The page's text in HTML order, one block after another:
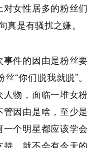
女性居多的粉丝们
真是有骚扰之嫌。
件的因由是粉丝要
“你们脱我就脱”。
物，面临一堆女粉
因由是啥，至少是
个明星都应该学会
，就不会有今天的